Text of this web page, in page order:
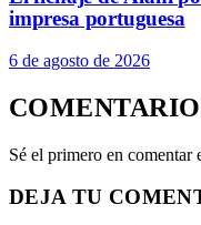
impresa portuguesa
6 de agosto de 2026
Sé el primero en comentar
DEJA TU